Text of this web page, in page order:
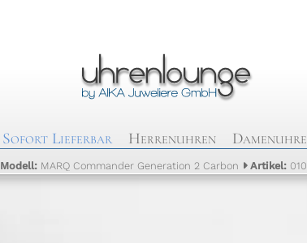
Sofort Lieferbar Herrenuhren
Modell: MARQ Commander Generation 2 Carbon Artikel: